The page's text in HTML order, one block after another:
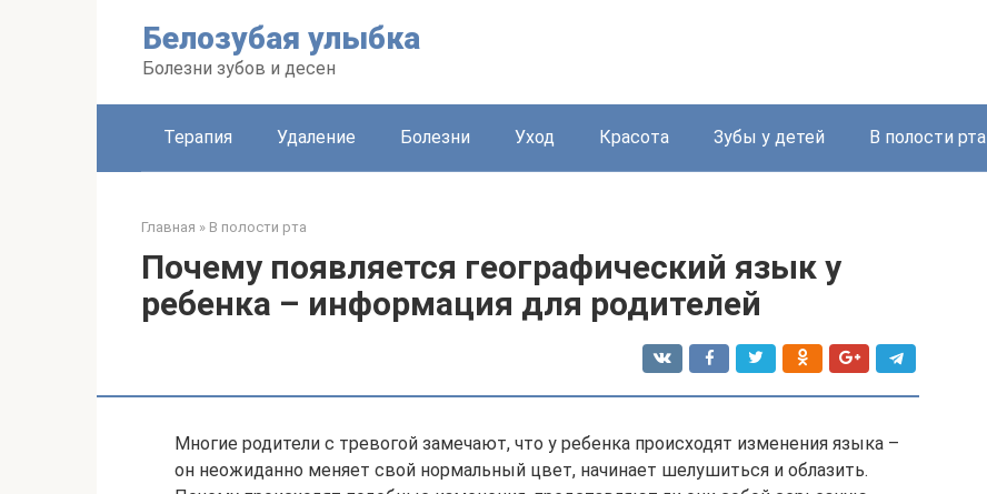
Белозубая улыбка
Болезни зубов и десен
Терапия Удаление Болезни Уход Красота Зубы у детей В полости рта
Главная » В полости рта
Почему появляется географический язык у
ребенка – информация для родителей
Многие родители с тревогой замечают, что у ребенка происходят изменения языка –
он неожиданно меняет свой нормальный цвет, начинает шелушиться и облазить.